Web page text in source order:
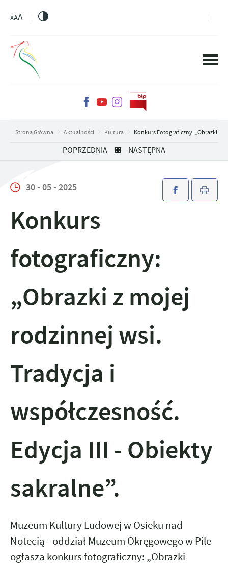
AAA
Strona Główna Aktualności Kultura Konkurs Fotograficzny: „Obrazki Z
POPRZEDNIA NASTĘPNA
30 - 05 - 2025
Konkurs
fotograficzny:
„Obrazki z mojej
rodzinnej wsi.
Tradycja i
współczesność.
Edycja III - Obiekty
sakralne”.
Muzeum Kultury Ludowej w Osieku nad
Notecią - oddział Muzeum Okręgowego w Pile
ogłasza konkurs fotograficzny: „Obrazki